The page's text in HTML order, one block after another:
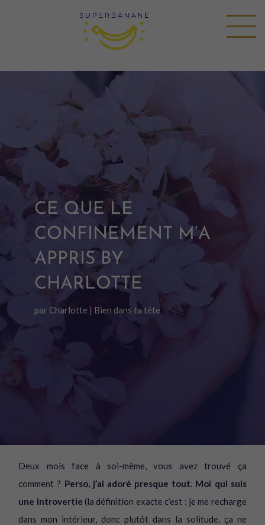
CE QUE LE
CONFINEMENT M’A
APPRIS BY
CHARLOTTE
par Charlotte | Bien dans ta tête
Deux mois face à soi-même, vous avez trouvé ça
comment ? Perso, j’ai adoré presque tout. Moi qui suis
une introvertie (la définition exacte c’est : je me recharge
dans mon intérieur, donc plutôt dans la solitude, ça ne